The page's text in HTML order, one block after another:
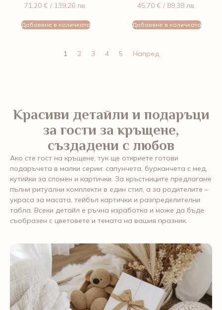
71,20 € / 139,26 лв.
Добавяне в количката
45,70 € / 89,38 лв.
Добавяне в количката
1 2 3 4 5 Напред
Красиви детайли и подаръци
за гости за кръщене,
създадени с любов
Ако сте гост на кръщене, тук ще откриете готови
подаръчета в малки серии: сапунчета, бурканчета с мед,
кутийки за спомен и картички. За кръстниците предлагаме
пълни ритуални комплекти в един стил, а за родителите –
украса за масата, тейбъл картички и разпределителни
табла. Всеки детайл е ръчна изработка и може да бъде
съобразен с цветовете и темата на вашия празник.